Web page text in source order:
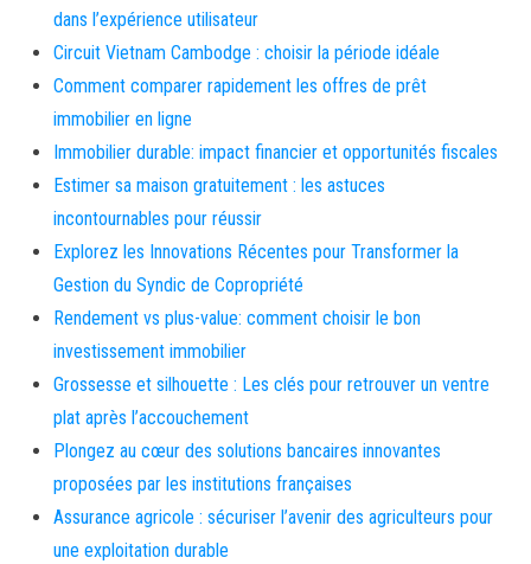
dans l’expérience utilisateur
Circuit Vietnam Cambodge : choisir la période idéale
Comment comparer rapidement les offres de prêt
immobilier en ligne
Immobilier durable: impact financier et opportunités fiscales
Estimer sa maison gratuitement : les astuces
incontournables pour réussir
Explorez les Innovations Récentes pour Transformer la
Gestion du Syndic de Copropriété
Rendement vs plus-value: comment choisir le bon
investissement immobilier
Grossesse et silhouette : Les clés pour retrouver un ventre
plat après l’accouchement
Plongez au cœur des solutions bancaires innovantes
proposées par les institutions françaises
Assurance agricole : sécuriser l’avenir des agriculteurs pour
une exploitation durable